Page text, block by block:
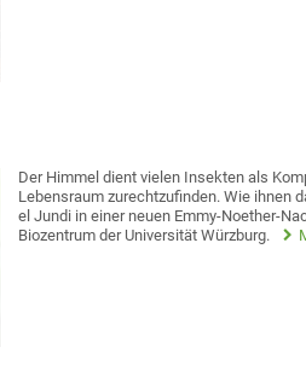
Der Himmel dient vielen Insekten als
Lebensraum zurechtzufinden. Wie ihnen
el Jundi in einer neuen Emmy-Noether-
Biozentrum der Universität Würzburg.